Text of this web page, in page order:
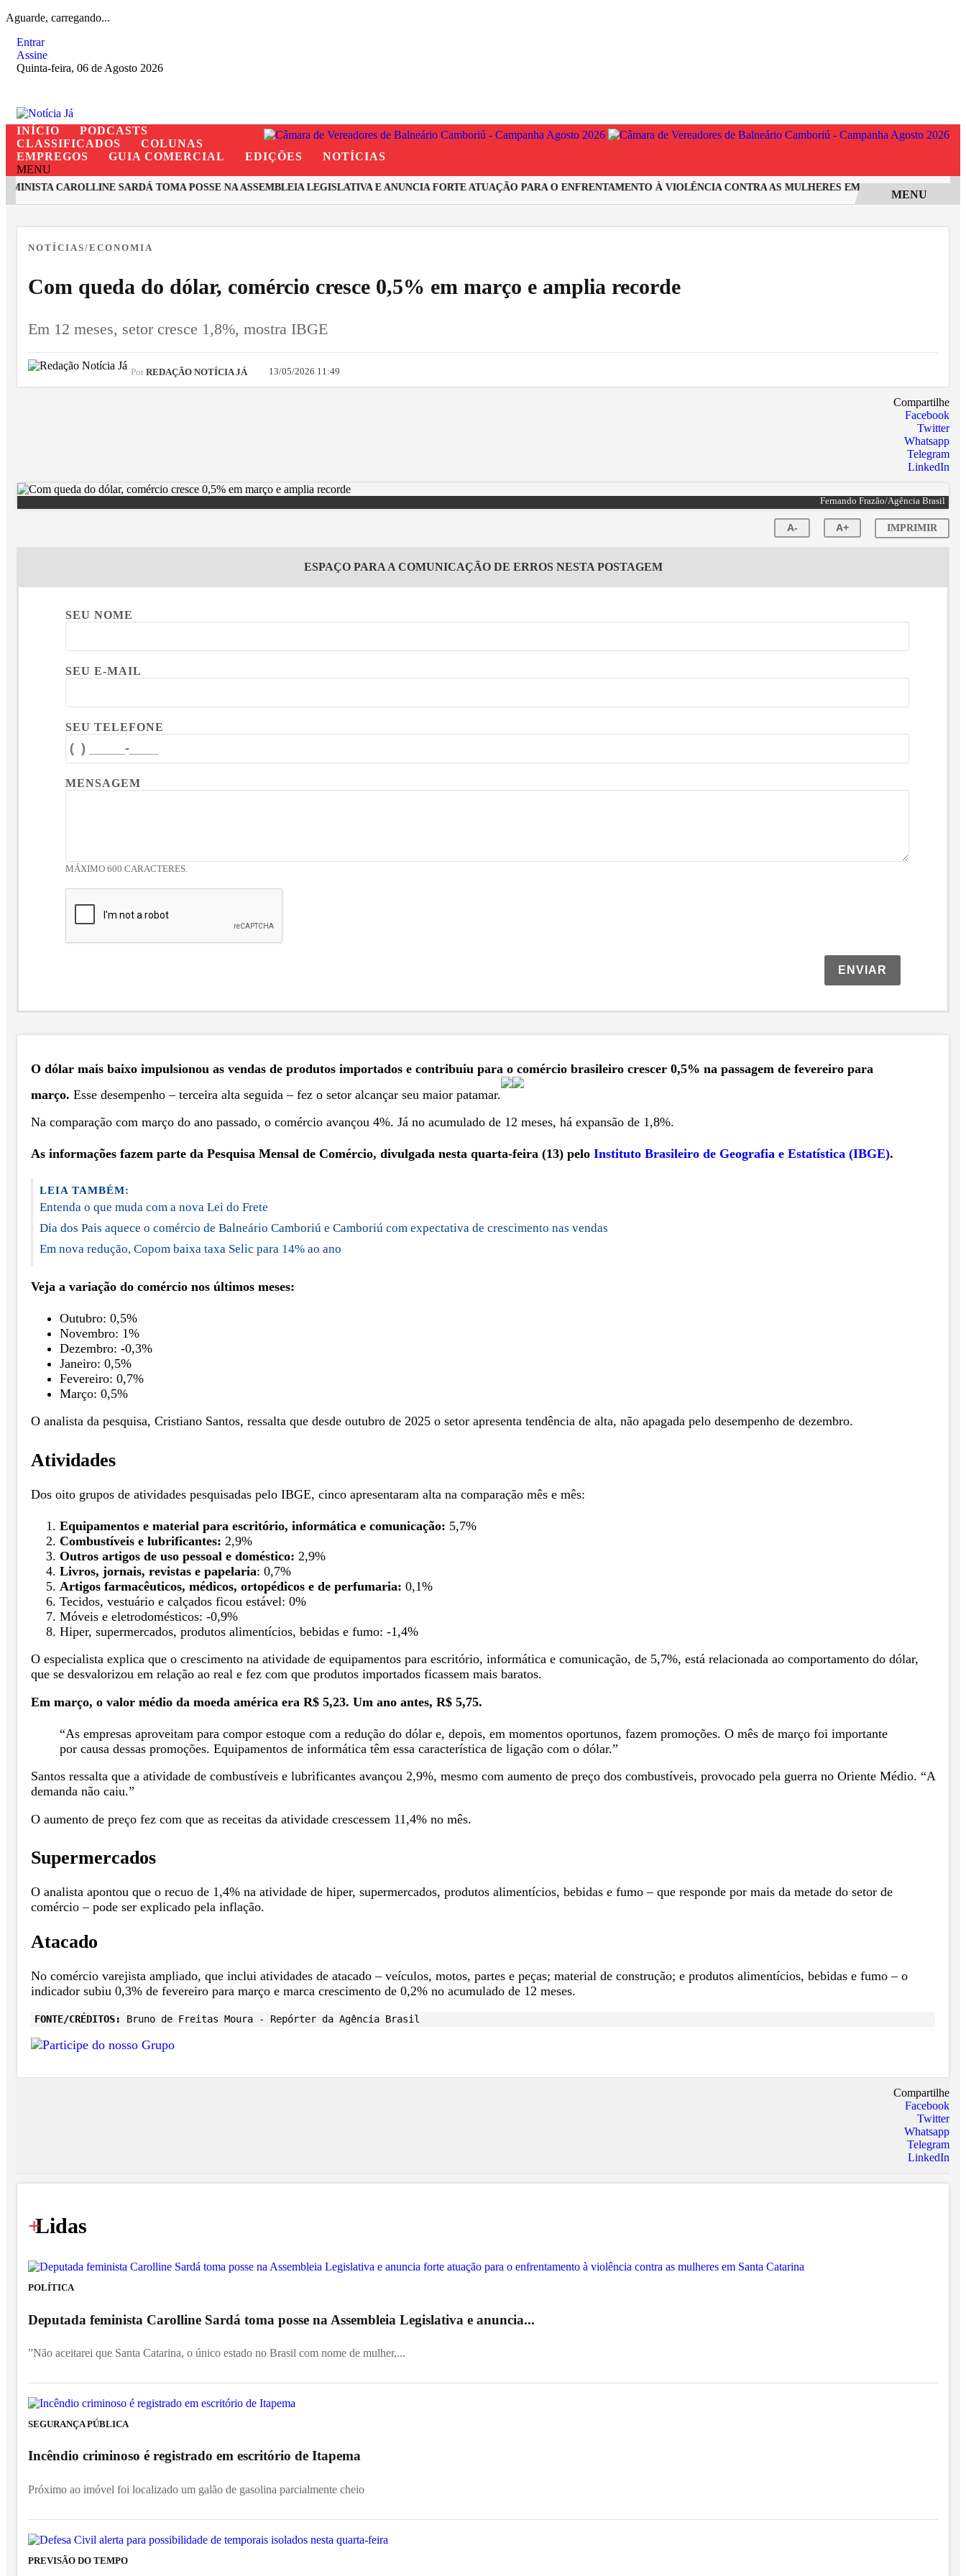
Aguarde, carregando...
Entrar
Assine
Quinta-feira, 06 de Agosto 2026
INÍCIO
PODCASTS
CLASSIFICADOS
COLUNAS
EMPREGOS
GUIA COMERCIAL EDIÇÕES
NOTÍCIAS
MENU
CAROLLINE SARDÁ TOMA POSSE NA ASSEMBLEIA LEGISLATIVA E ANUNCIA FORTE ATUAÇÃO PARA O ENFRENTAMENTO À VIOLÊNCIA CONTRA AS MULHERES EM SANTA CATARINA
MENU
NOTÍCIAS/ECONOMIA
Com queda do dólar, comércio cresce 0,5% em março e amplia recorde
Em 12 meses, setor cresce 1,8%, mostra IBGE
Por REDAÇÃO NOTÍCIA JÁ 13/05/2026 11:49
Compartilhe
Facebook
Twitter
Whatsapp
Telegram
LinkedIn
Fernando Frazão/Agência Brasil
A- A+ IMPRIMIR
ESPAÇO PARA A COMUNICAÇÃO DE ERROS NESTA POSTAGEM
SEU NOME
SEU E-MAIL
SEU TELEFONE
MENSAGEM
MÁXIMO 600 CARACTERES.
ENVIAR
O dólar mais baixo impulsionou as vendas de produtos importados e contribuiu para o comércio brasileiro crescer 0,5% na passagem de fevereiro para
março. Esse desempenho – terceira alta seguida – fez o setor alcançar seu maior patamar.
Na comparação com março do ano passado, o comércio avançou 4%. Já no acumulado de 12 meses, há expansão de 1,8%.
As informações fazem parte da Pesquisa Mensal de Comércio, divulgada nesta quarta-feira (13) pelo Instituto Brasileiro de Geografia e Estatística (IBGE).
LEIA TAMBÉM:
Entenda o que muda com a nova Lei do Frete
Dia dos Pais aquece o comércio de Balneário Camboriú e Camboriú com expectativa de crescimento nas vendas
Em nova redução, Copom baixa taxa Selic para 14% ao ano
Veja a variação do comércio nos últimos meses:
Outubro: 0,5%
Novembro: 1%
Dezembro: -0,3%
Janeiro: 0,5%
Fevereiro: 0,7%
Março: 0,5%
O analista da pesquisa, Cristiano Santos, ressalta que desde outubro de 2025 o setor apresenta tendência de alta, não apagada pelo desempenho de dezembro.
Atividades
Dos oito grupos de atividades pesquisadas pelo IBGE, cinco apresentaram alta na comparação mês e mês:
Equipamentos e material para escritório, informática e comunicação: 5,7%
Combustíveis e lubrificantes: 2,9%
Outros artigos de uso pessoal e doméstico: 2,9%
Livros, jornais, revistas e papelaria: 0,7%
Artigos farmacêuticos, médicos, ortopédicos e de perfumaria: 0,1%
Tecidos, vestuário e calçados ficou estável: 0%
Móveis e eletrodomésticos: -0,9%
Hiper, supermercados, produtos alimentícios, bebidas e fumo: -1,4%
O especialista explica que o crescimento na atividade de equipamentos para escritório, informática e comunicação, de 5,7%, está relacionada ao comportamento do dólar,
que se desvalorizou em relação ao real e fez com que produtos importados ficassem mais baratos.
Em março, o valor médio da moeda américa era R$ 5,23. Um ano antes, R$ 5,75.
“As empresas aproveitam para compor estoque com a redução do dólar e, depois, em momentos oportunos, fazem promoções. O mês de março foi importante
por causa dessas promoções. Equipamentos de informática têm essa característica de ligação com o dólar.”
Santos ressalta que a atividade de combustíveis e lubrificantes avançou 2,9%, mesmo com aumento de preço dos combustíveis, provocado pela guerra no Oriente Médio. “A
demanda não caiu.”
O aumento de preço fez com que as receitas da atividade crescessem 11,4% no mês.
Supermercados
O analista apontou que o recuo de 1,4% na atividade de hiper, supermercados, produtos alimentícios, bebidas e fumo – que responde por mais da metade do setor de
comércio – pode ser explicado pela inflação.
Atacado
No comércio varejista ampliado, que inclui atividades de atacado – veículos, motos, partes e peças; material de construção; e produtos alimentícios, bebidas e fumo – o
indicador subiu 0,3% de fevereiro para março e marca crescimento de 0,2% no acumulado de 12 meses.
FONTE/CRÉDITOS: Bruno de Freitas Moura - Repórter da Agência Brasil
Compartilhe
Facebook
Twitter
Whatsapp
Telegram
LinkedIn
+
Lidas
POLÍTICA
Deputada feminista Carolline Sardá toma posse na Assembleia Legislativa e anuncia...
”Não aceitarei que Santa Catarina, o único estado no Brasil com nome de mulher,...
SEGURANÇA PÚBLICA
Incêndio criminoso é registrado em escritório de Itapema
Próximo ao imóvel foi localizado um galão de gasolina parcialmente cheio
PREVISÃO DO TEMPO